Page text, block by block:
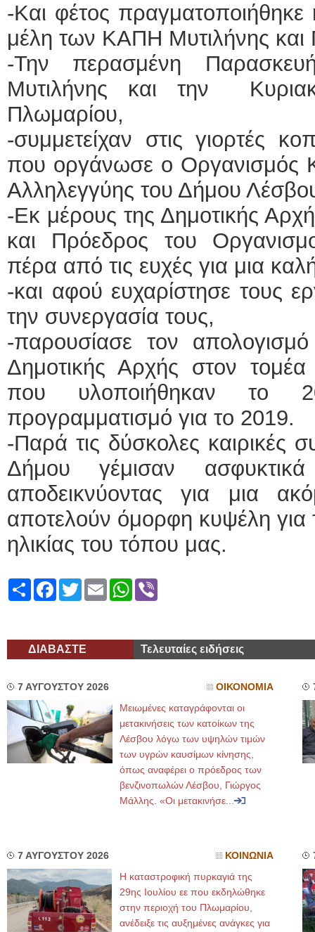
-Και φέτος
μέλη των ΚΑΠΗ Μυτιλήνης και
-Την περασμένη
Μυτιλήνης και την
Πλωμαρίου,
-συμμετείχαν στις γιορτές
που οργάνωσε ο Οργανισμός
Αλληλεγγύης του Δήμου
-Εκ μέρους της Δημοτικής
και Πρόεδρος του
πέρα από τις ευχές για μια
-και αφού ευχαρίστησε τους
την συνεργασία τους,
-παρουσίασε τον
Δημοτικής Αρχής στον τομέα
που υλοποιήθηκαν το
προγραμματισμό για το 2019.
-Παρά τις δύσκολες
Δήμου γέμισαν
αποδεικνύοντας για μια
αποτελούν όμορφη κυψέλη για
ηλικίας του τόπου μας.
ShareFacebook
TwitterEmailWhatsApp
ΔΙΑΒΑΣΤΕ Τελευταίες ειδήσεις
7 ΑΥΓΟΥΣΤΟΥ 2026 ΟΙΚΟΝΟΜΙΑ
Μειωμένες καταγράφονται οι
μετακινήσεις των κατοίκων της
Λέσβου λόγω των υψηλών τιμών
των υγρών καυσίμων κίνησης,
όπως αναφέρει ο πρόεδρος των
βενζινοπωλών Λέσβου, Γιώργος
Μάλλης. «Οι μετακινήσε...
7 ΑΥΓΟΥΣΤΟΥ 2026 ΚΟΙΝΩΝΙΑ
Η καταστροφική πυρκαγιά της
29ης Ιουλίου εε που εκδηλώθηκε
στην περιοχή του Πλωμαρίου,
ανέδειξε τις αυξημένες ανάγκες για